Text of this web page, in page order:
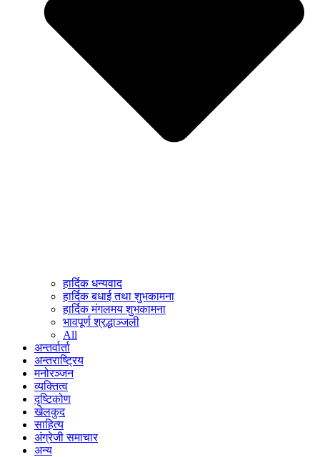
हार्दिक धन्यवाद
हार्दिक बधाई तथा शुभकामना
हार्दिक मंगलमय शुभकामना
भावपूर्ण श्रद्धाञ्जली
All
अन्तर्वार्ता
अन्तराष्ट्रिय
मनोरञ्जन
व्यक्तित्व
दृष्टिकोण
खेलकुद
साहित्य
अंग्रेजी समाचार
अन्य